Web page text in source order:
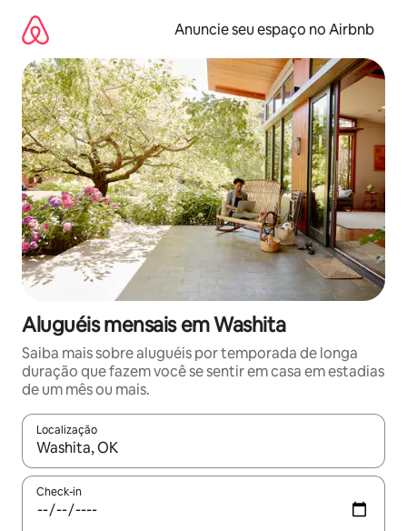
para
conteúdo
Anuncie seu espaço no Airbnb
Aluguéis mensais em Washita
Saiba mais sobre aluguéis por temporada de longa
duração que fazem você se sentir em casa em estadias
de um mês ou mais.
Localização
Quando os resultados estiverem disponíveis, explore-os
Check-in